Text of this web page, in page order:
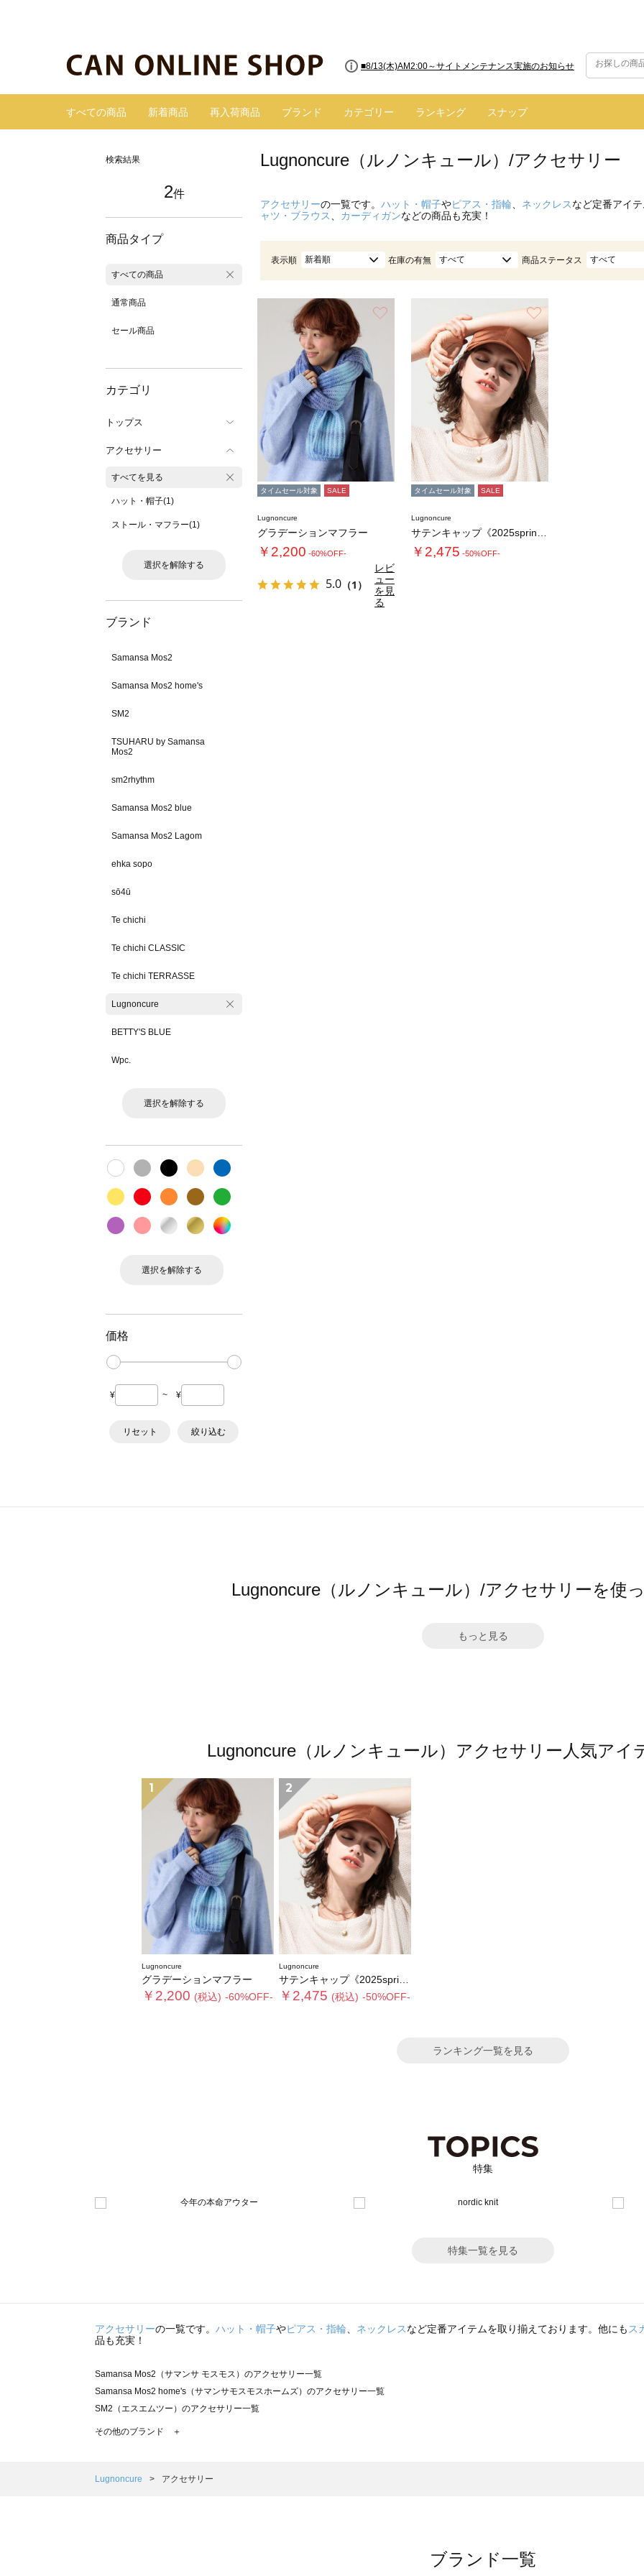
■8/13(木)AM2:00～サイトメンテナンス実施のお知らせ
すべての商品 新着商品 再入荷商品 ブランド カテゴリー ランキング スナップ
検索結果
2件
商品タイプ
すべての商品
通常商品
セール商品
カテゴリ
トップス
アクセサリー
すべてを見る
ハット・帽子(1)
ストール・マフラー(1)
選択を解除する
ブランド
Samansa Mos2
Samansa Mos2 home's
SM2
TSUHARU by Samansa
Mos2
sm2rhythm
Samansa Mos2 blue
Samansa Mos2 Lagom
ehka sopo
sō4ū
Te chichi
Te chichi CLASSIC
Te chichi TERRASSE
Lugnoncure
BETTY'S BLUE
Wpc.
選択を解除する
選択を解除する
価格
¥ ~ ¥
リセット 絞り込む
Lugnoncure（ルノンキュール）/アクセサリー
アクセサリーの一覧です。 ハット・帽子やピアス・指輪 ネックレスなど定番アイ
ャツ・ブラウス
カーディガンなどの商品も充実！
表示順 新着順 在庫の有無 すべて 商品ステータス すべて
タイムセール対象 SALE
Lugnoncure
グラデーションマフラー
￥2,200 -60%OFF-
5.0 （1）
レビ
ュー
を見
る
お気に入り
タイムセール対象 SALE
Lugnoncure
￥2,475 -50%OFF-
Lugnoncure（ルノンキュール）/アクセサリーを使
もっと見る
Lugnoncure（ルノンキュール）アクセサリー人気アイ
1
Lugnoncure
グラデーションマフラー
￥2,200 (税込) -60%OFF-
2
Lugnoncure
サテンキャップ《2025spring catalog item》
￥2,475 (税込) -50%OFF-
ランキング一覧を見る
特集
特集一覧を見る
アクセサリーの一覧です。 ハット・帽子やピアス・指輪、 ネックレスなど定番アイテムを取り揃えております。他にもス
品も充実！
Samansa Mos2（サマンサ モスモス）のアクセサリー一覧
Samansa Mos2 home's（サマンサモスモスホームズ）のアクセサリー一覧
SM2（エスエムツー）のアクセサリー一覧
TSUHARU by Samansa Mos2（ツハルバイサマンサモスモス）のアクセサリー一覧
Samansa Mos2 Lagom（サマンサモスモス ラーゴム）のアクセサリー一覧
その他のブランド ＋
Lugnoncure アクセサリー
ブランド一覧